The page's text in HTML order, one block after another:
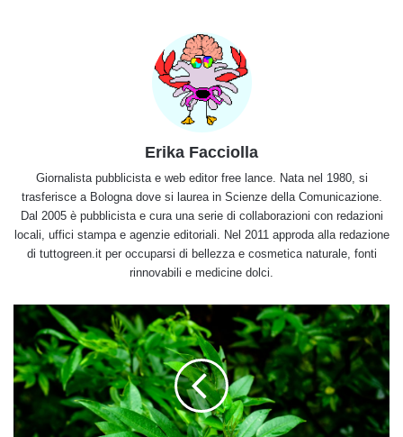
Erika Facciolla
Giornalista pubblicista e web editor free lance. Nata nel 1980, si
trasferisce a Bologna dove si laurea in Scienze della Comunicazione.
Dal 2005 è pubblicista e cura una serie di collaborazioni con redazioni
locali, uffici stampa e agenzie editoriali. Nel 2011 approda alla redazione
di tuttogreen.it per occuparsi di bellezza e cosmetica naturale, fonti
rinnovabili e medicine dolci.
Pepe
di
Sichuan:
caratteristiche
usi
di